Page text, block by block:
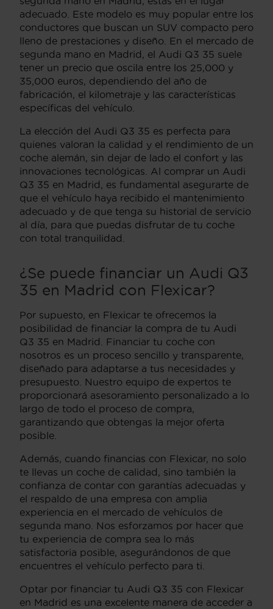
adecuado. Este modelo es muy popular entre los
conductores que buscan un SUV compacto pero
lleno de prestaciones y diseño. En el mercado de
segunda mano en Madrid, el Audi Q3 35 suele
tener un precio que oscila entre los 25,000 y
35,000 euros, dependiendo del año de
fabricación, el kilometraje y las características
específicas del vehículo.
La elección del Audi Q3 35 es perfecta para
quienes valoran la calidad y el rendimiento de un
coche alemán, sin dejar de lado el confort y las
innovaciones tecnológicas. Al comprar un Audi
Q3 35 en Madrid, es fundamental asegurarte de
que el vehículo haya recibido el mantenimiento
adecuado y de que tenga su historial de servicio
al día, para que puedas disfrutar de tu coche
con total tranquilidad.
¿Se puede financiar un Audi Q3
35 en Madrid con Flexicar?
Por supuesto, en Flexicar te ofrecemos la
posibilidad de financiar la compra de tu Audi
Q3 35 en Madrid. Financiar tu coche con
nosotros es un proceso sencillo y transparente,
diseñado para adaptarse a tus necesidades y
presupuesto. Nuestro equipo de expertos te
proporcionará asesoramiento personalizado a lo
largo de todo el proceso de compra,
garantizando que obtengas la mejor oferta
posible.
Además, cuando financias con Flexicar, no solo
te llevas un coche de calidad, sino también la
confianza de contar con garantías adecuadas y
el respaldo de una empresa con amplia
experiencia en el mercado de vehículos de
segunda mano. Nos esforzamos por hacer que
tu experiencia de compra sea lo más
satisfactoria posible, asegurándonos de que
encuentres el vehículo perfecto para ti.
Optar por financiar tu Audi Q3 35 con Flexicar
en Madrid es una excelente manera de acceder a